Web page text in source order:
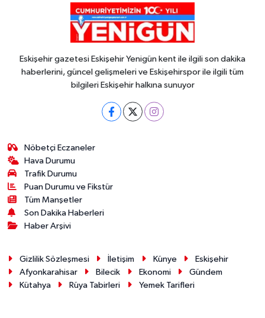
Eskişehir gazetesi Eskişehir Yenigün kent ile ilgili son dakika
haberlerini, güncel gelişmeleri ve Eskişehirspor ile ilgili tüm
bilgileri Eskişehir halkına sunuyor
Nöbetçi Eczaneler
Hava Durumu
Trafik Durumu
Puan Durumu ve Fikstür
Tüm Manşetler
Son Dakika Haberleri
Haber Arşivi
Gizlilik Sözleşmesi İletişim Künye
Eskişehir
Afyonkarahisar
Bilecik Ekonomi
Gündem
Kütahya
Rüya Tabirleri Yemek Tarifleri